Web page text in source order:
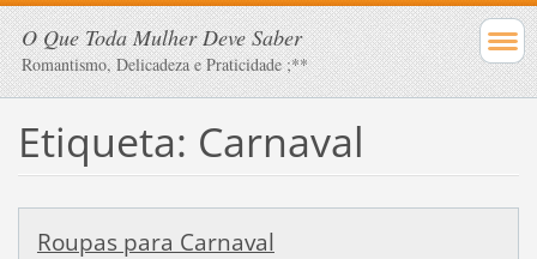
O Que Toda Mulher Deve Saber
Romantismo, Delicadeza e Praticidade ;**
Etiqueta: Carnaval
Roupas para Carnaval